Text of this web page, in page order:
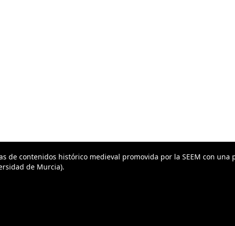
de contenidos histórico medieval promovida por la SEEM con
de Murcia).